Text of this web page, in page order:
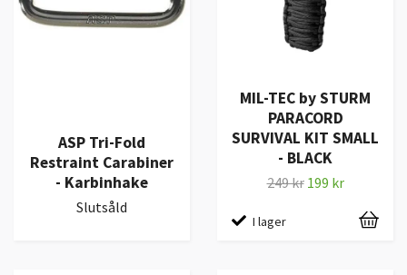
ASP Tri-Fold
Restraint Carabiner
- Karbinhake
Slutsåld
MIL-TEC by STURM
PARACORD
SURVIVAL KIT SMALL
- BLACK
249 kr 199 kr
I lager